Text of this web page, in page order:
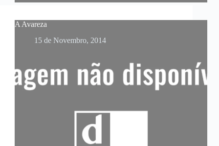
A Avareza
15 de Novembro, 2014